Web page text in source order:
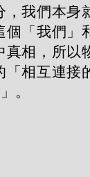
我們本身
「我們」
相，所以
相互連接
。